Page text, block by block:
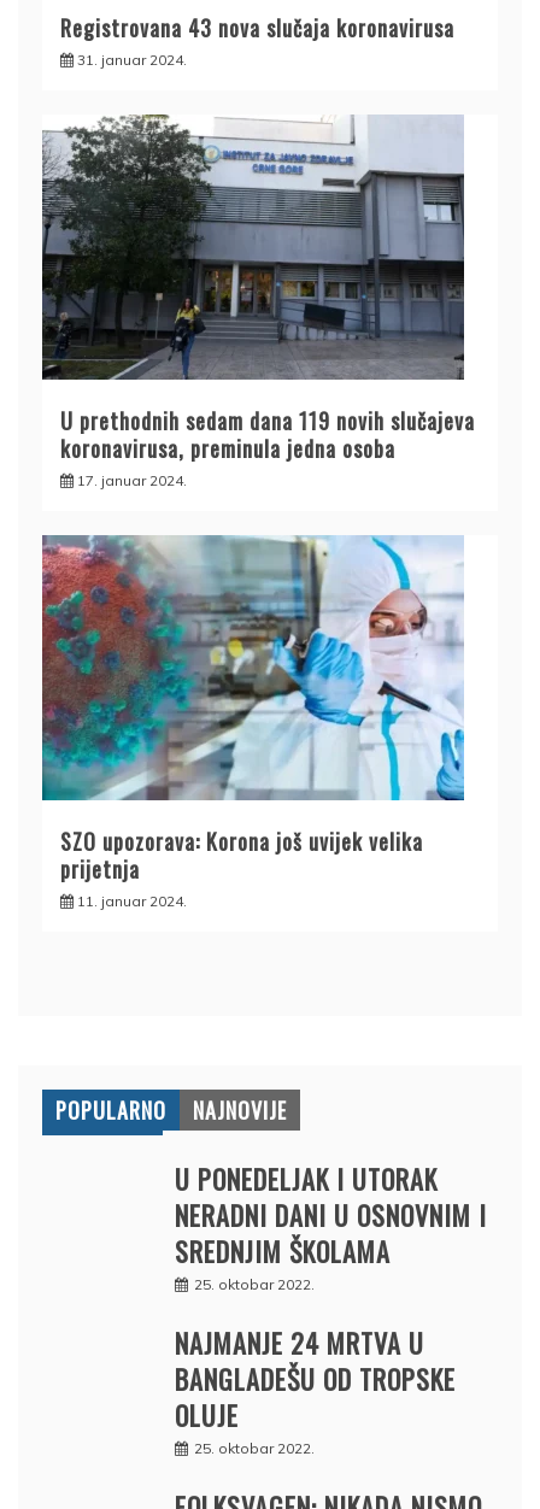
Registrovana 43 nova slučaja koronavirusa
31. januar 2024.
U prethodnih sedam dana 119 novih slučajeva
koronavirusa, preminula jedna osoba
17. januar 2024.
SZO upozorava: Korona još uvijek velika
prijetnja
11. januar 2024.
POPULARNO NAJNOVIJE
U PONEDELJAK I UTORAK
NERADNI DANI U OSNOVNIM I
SREDNJIM ŠKOLAMA
25. oktobar 2022.
NAJMANJE 24 MRTVA U
BANGLADEŠU OD TROPSKE
OLUJE
25. oktobar 2022.